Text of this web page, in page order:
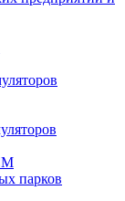
парков